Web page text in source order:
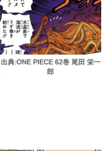
出典:ONE PIECE 62巻 尾田 栄一
郎